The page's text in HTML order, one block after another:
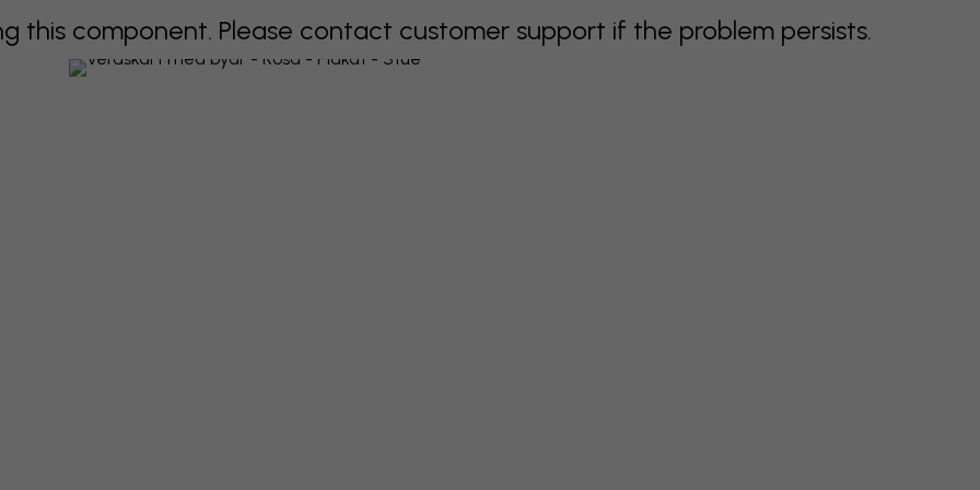
this component. Please contact customer support if the problem persists.